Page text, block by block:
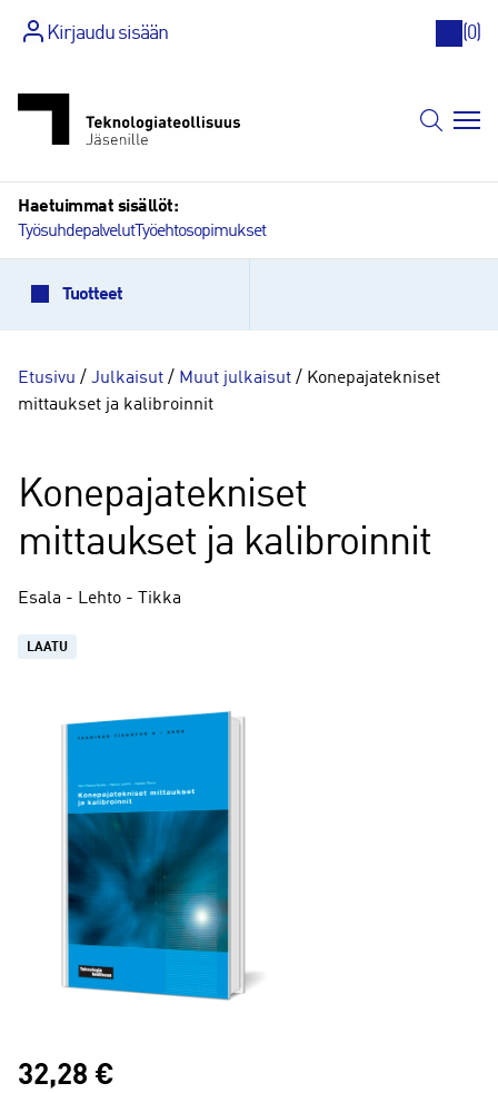
sisältöön
Kirjaudu sisään (0)
Haetuimmat sisällöt:
TyösuhdepalvelutTyöehtosopimukset
Tuotteet
Etusivu / Julkaisut / Muut julkaisut / Konepajatekniset
mittaukset ja kalibroinnit
Konepajatekniset
mittaukset ja kalibroinnit
Esala - Lehto - Tikka
LAATU
32,28 €